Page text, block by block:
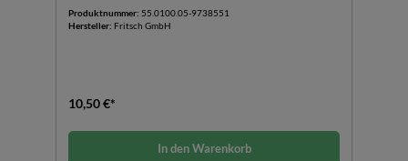
Produktnummer: 55.0100.05-9738551
Hersteller: Fritsch GmbH
10,50 €*
In den Warenkorb